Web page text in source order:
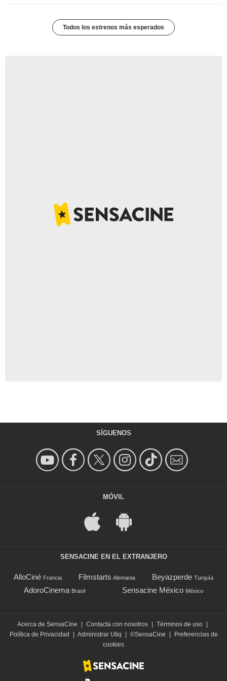
Todos los estrenos más esperados
SÍGUENOS
MÓVIL
SENSACINE EN EL EXTRANJERO
AlloCiné Francia Filmstarts Alemania Beyazperde Turquía
AdoroCinema Brasil Sensacine México México
Acerca de SensaCine Contacta con nosotros Términos de uso
Política de Privacidad
Administrar Utiq ©SensaCine
Preferencias de
cookies